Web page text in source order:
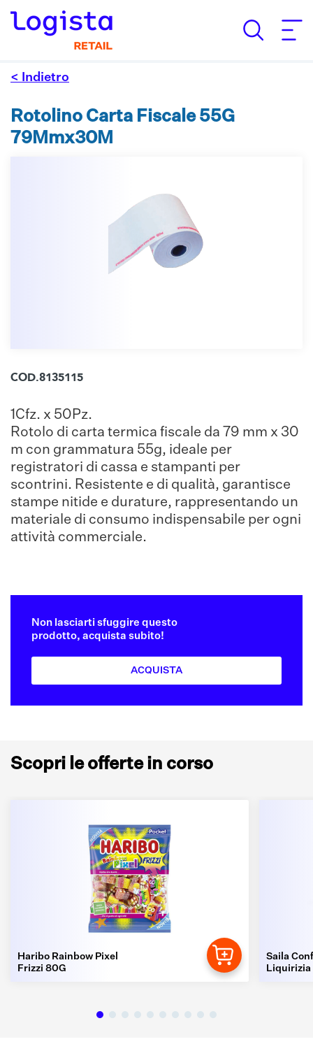
< Indietro
Rotolino Carta Fiscale 55G
79Mmx30M
COD.8135115
1Cfz. x 50Pz.
Rotolo di carta termica fiscale da 79 mm x 30
m con grammatura 55g, ideale per
registratori di cassa e stampanti per
scontrini. Resistente e di qualità, garantisce
stampe nitide e durature, rappresentando un
materiale di consumo indispensabile per ogni
attività commerciale.
Non lasciarti sfuggire questo
prodotto, acquista subito!
ACQUISTA
Scopri le offerte in corso
Haribo Rainbow Pixel
Frizzi 80G
Saila
Liquirizia